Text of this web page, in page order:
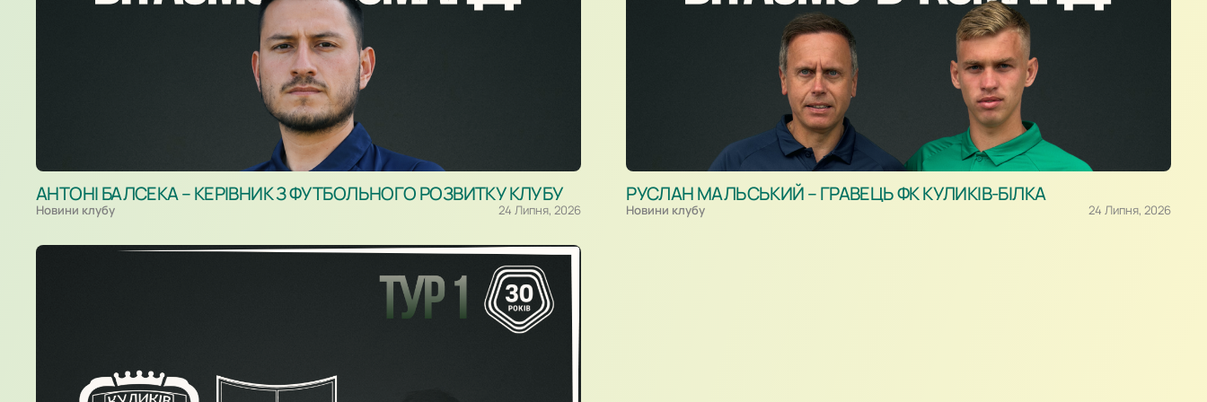
АНТОНІ БАЛСЕКА – КЕРІВНИК З ФУТБОЛЬНОГО РОЗВИТКУ КЛУБУ
Новини клубу 24 Липня, 2026
РУСЛАН МАЛЬСЬКИЙ – ГРАВЕЦЬ ФК КУЛИКІВ-БІЛКА
Новини клубу 24 Липня, 2026